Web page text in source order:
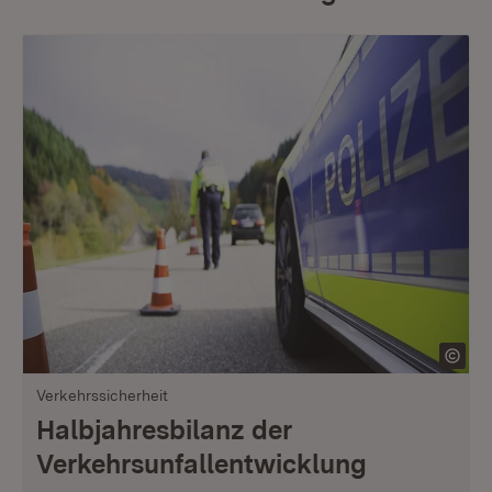
Verkehrssicherheit
Halbjahresbilanz der
Verkehrsunfallentwicklung